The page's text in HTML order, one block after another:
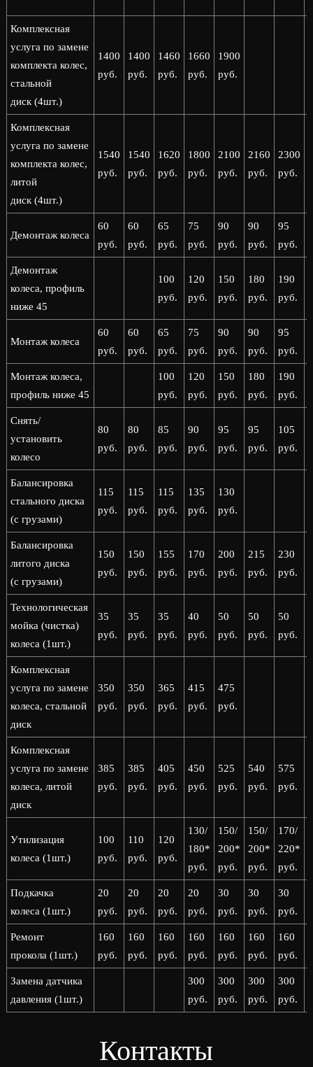
Комплексная
услуга по замене
комплекта колес,
стальной
диск (4шт.)
1400
руб.
1400
руб.
1460
руб.
1660
руб.
1900
руб.
Комплексная
услуга по замене
комплекта колес,
литой
диск (4шт.)
1540
руб.
1540
руб.
1620
руб.
1800
руб.
2100
руб.
2160
руб.
2300
руб.
Демонтаж колеса
60
руб.
60
руб.
65
руб.
75
руб.
90
руб.
90
руб.
95
руб.
Демонтаж
колеса, профиль
ниже 45
100
руб.
120
руб.
150
руб.
180
руб.
190
руб.
Монтаж колеса
60
руб.
60
руб.
65
руб.
75
руб.
90
руб.
90
руб.
95
руб.
Монтаж колеса,
профиль ниже 45
100
руб.
120
руб.
150
руб.
180
руб.
190
руб.
Снять/
установить
колесо
80
руб.
80
руб.
85
руб.
90
руб.
95
руб.
95
руб.
105
руб.
Балансировка
стального диска
(с грузами)
115
руб.
115
руб.
115
руб.
135
руб.
130
руб.
Балансировка
литого диска
(с грузами)
150
руб.
150
руб.
155
руб.
170
руб.
200
руб.
215
руб.
230
руб.
Технологическая
мойка (чистка)
колеса (1шт.)
35
руб.
35
руб.
35
руб.
40
руб.
50
руб.
50
руб.
50
руб.
Комплексная
услуга по замене
колеса, стальной
диск
350
руб.
350
руб.
365
руб.
415
руб.
475
руб.
Комплексная
услуга по замене
колеса, литой
диск
385
руб.
385
руб.
405
руб.
450
руб.
525
руб.
540
руб.
575
руб.
Утилизация
колеса (1шт.)
100
руб.
110
руб.
120
руб.
130/
180*
руб.
150/
200*
руб.
150/
200*
руб.
170/
220*
руб.
Подкачка
колеса (1шт.)
20
руб.
20
руб.
20
руб.
20
руб.
30
руб.
30
руб.
30
руб.
Ремонт
прокола (1шт.)
160
руб.
160
руб.
160
руб.
160
руб.
160
руб.
160
руб.
160
руб.
Замена датчика
давления (1шт.)
300
руб.
300
руб.
300
руб.
300
руб.
Контакты